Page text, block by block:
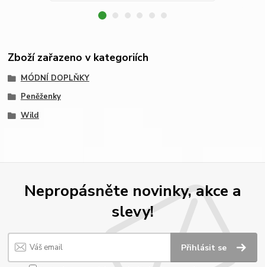
Zboží zařazeno v kategoriích
MÓDNÍ DOPLŇKY
Peněženky
Wild
Nepropásněte novinky, akce a
slevy!
Přihlásit se